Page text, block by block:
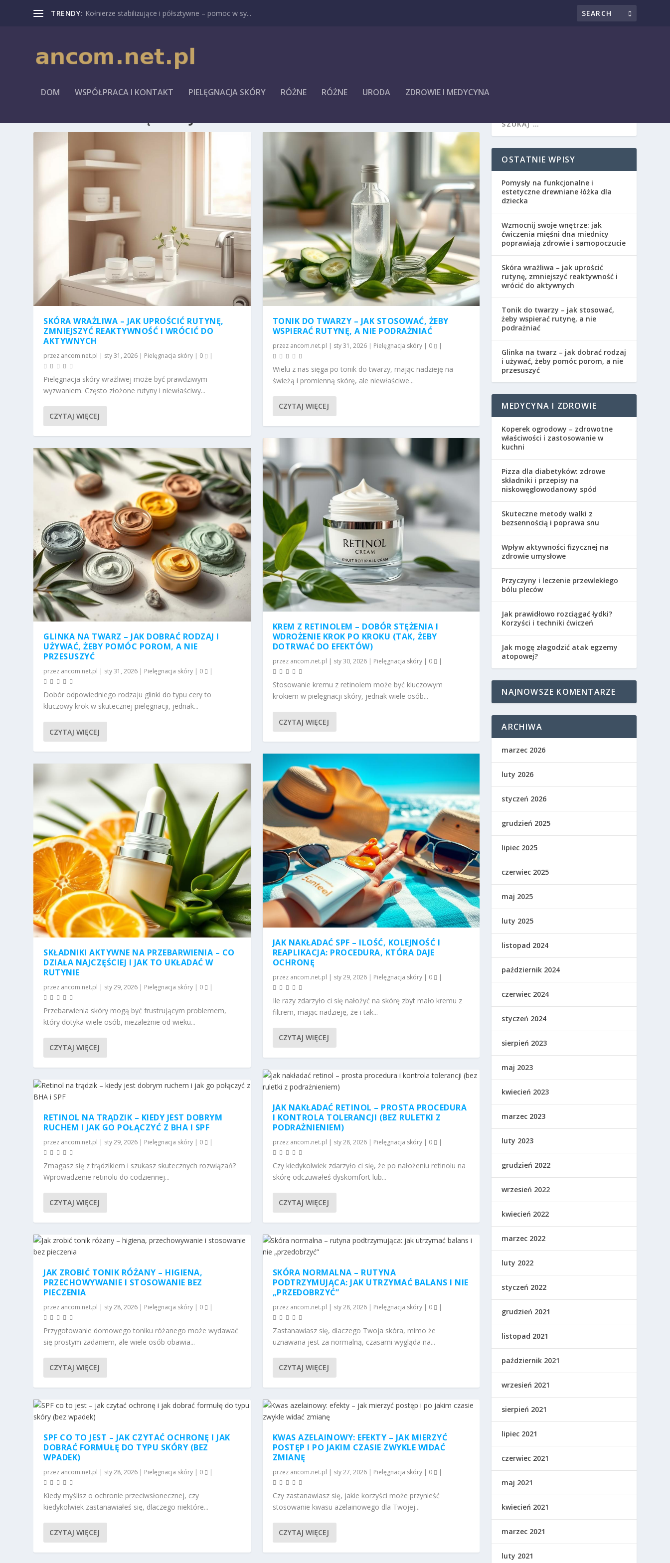
TRENDY: Kołnierze stabilizujące i półsztywne – pomoc w sy...
DOM WSPÓŁPRACA I KONTAKT PIELĘGNACJA SKÓRY RÓŻNE RÓŻNE URODA ZDROWIE I MEDYCYNA
SKÓRA WRAŻLIWA – JAK UPROŚCIĆ RUTYNĘ,
ZMNIEJSZYĆ REAKTYWNOŚĆ I WRÓCIĆ DO
AKTYWNYCH
przez ancom.net.pl | sty 31, 2026 | Pielęgnacja skóry | 0 |
Pielęgnacja skóry wrażliwej może być prawdziwym
wyzwaniem. Często złożone rutyny i niewłaściwy...
CZYTAJ WIĘCEJ
GLINKA NA TWARZ – JAK DOBRAĆ RODZAJ I
UŻYWAĆ, ŻEBY POMÓC POROM, A NIE
PRZESUSZYĆ
przez ancom.net.pl | sty 31, 2026 | Pielęgnacja skóry | 0 |
Dobór odpowiedniego rodzaju glinki do typu cery to
kluczowy krok w skutecznej pielęgnacji, jednak...
CZYTAJ WIĘCEJ
SKŁADNIKI AKTYWNE NA PRZEBARWIENIA – CO
DZIAŁA NAJCZĘŚCIEJ I JAK TO UKŁADAĆ W
RUTYNIE
przez ancom.net.pl | sty 29, 2026 | Pielęgnacja skóry | 0 |
Przebarwienia skóry mogą być frustrującym problemem,
który dotyka wiele osób, niezależnie od wieku...
CZYTAJ WIĘCEJ
RETINOL NA TRĄDZIK – KIEDY JEST DOBRYM
RUCHEM I JAK GO POŁĄCZYĆ Z BHA I SPF
przez ancom.net.pl | sty 29, 2026 | Pielęgnacja skóry | 0 |
Zmagasz się z trądzikiem i szukasz skutecznych rozwiązań?
Wprowadzenie retinolu do codziennej...
CZYTAJ WIĘCEJ
JAK ZROBIĆ TONIK RÓŻANY – HIGIENA,
PRZECHOWYWANIE I STOSOWANIE BEZ
PIECZENIA
przez ancom.net.pl | sty 28, 2026 | Pielęgnacja skóry | 0 |
Przygotowanie domowego toniku różanego może wydawać
się prostym zadaniem, ale wiele osób obawia...
CZYTAJ WIĘCEJ
SPF CO TO JEST – JAK CZYTAĆ OCHRONĘ I JAK
DOBRAĆ FORMUŁĘ DO TYPU SKÓRY (BEZ
WPADEK)
przez ancom.net.pl | sty 28, 2026 | Pielęgnacja skóry | 0 |
Kiedy myślisz o ochronie przeciwsłonecznej, czy
kiedykolwiek zastanawiałeś się, dlaczego niektóre...
CZYTAJ WIĘCEJ
TONIK DO TWARZY – JAK STOSOWAĆ, ŻEBY
WSPIERAĆ RUTYNĘ, A NIE PODRAŻNIAĆ
przez ancom.net.pl | sty 31, 2026| Pielęgnacja skóry| 0 |
Wielu z nas sięga po tonik do twarzy, mając nadzieję na
świeżą i promienną skórę, ale niewłaściwe...
CZYTAJ WIĘCEJ
KREM Z RETINOLEM – DOBÓR STĘŻENIA I
WDROŻENIE KROK PO KROKU (TAK, ŻEBY
DOTRWAĆ DO EFEKTÓW)
przez ancom.net.pl | sty 30, 2026| Pielęgnacja skóry| 0 |
Stosowanie kremu z retinolem może być kluczowym
krokiem w pielęgnacji skóry, jednak wiele osób...
CZYTAJ WIĘCEJ
JAK NAKŁADAĆ SPF – ILOŚĆ, KOLEJNOŚĆ I
REAPLIKACJA: PROCEDURA, KTÓRA DAJE
OCHRONĘ
przez ancom.net.pl | sty 29, 2026| Pielęgnacja skóry| 0 |
Ile razy zdarzyło ci się nałożyć na skórę zbyt mało kremu z
filtrem, mając nadzieję, że i tak...
CZYTAJ WIĘCEJ
JAK NAKŁADAĆ RETINOL – PROSTA PROCEDURA
I KONTROLA TOLERANCJI (BEZ RULETKI Z
PODRAŻNIENIEM)
przez ancom.net.pl | sty 28, 2026| Pielęgnacja skóry| 0 |
Czy kiedykolwiek zdarzyło ci się, że po nałożeniu retinolu na
skórę odczuwałeś dyskomfort lub...
CZYTAJ WIĘCEJ
SKÓRA NORMALNA – RUTYNA
PODTRZYMUJĄCA: JAK UTRZYMAĆ BALANS I NIE
„PRZEDOBRZYĆ”
przez ancom.net.pl | sty 28, 2026| Pielęgnacja skóry| 0 |
Zastanawiasz się, dlaczego Twoja skóra, mimo że
uznawana jest za normalną, czasami wygląda na...
CZYTAJ WIĘCEJ
KWAS AZELAINOWY: EFEKTY – JAK MIERZYĆ
POSTĘP I PO JAKIM CZASIE ZWYKLE WIDAĆ
ZMIANĘ
przez ancom.net.pl | sty 27, 2026| Pielęgnacja skóry| 0 |
Czy zastanawiasz się, jakie korzyści może przynieść
stosowanie kwasu azelainowego dla Twojej...
CZYTAJ WIĘCEJ
OSTATNIE WPISY
Pomysły na funkcjonalne i
estetyczne drewniane łóżka dla
dziecka
Wzmocnij swoje wnętrze: jak
ćwiczenia mięśni dna miednicy
poprawiają zdrowie i samopoczucie
Skóra wrażliwa – jak uprościć
rutynę, zmniejszyć reaktywność i
wrócić do aktywnych
Tonik do twarzy – jak stosować,
żeby wspierać rutynę, a nie
podrażniać
Glinka na twarz – jak dobrać rodzaj
i używać, żeby pomóc porom, a nie
przesuszyć
MEDYCYNA I ZDROWIE
Koperek ogrodowy – zdrowotne
właściwości i zastosowanie w
kuchni
Pizza dla diabetyków: zdrowe
składniki i przepisy na
niskowęglowodanowy spód
Skuteczne metody walki z
bezsennością i poprawa snu
Wpływ aktywności fizycznej na
zdrowie umysłowe
Przyczyny i leczenie przewlekłego
bólu pleców
Jak prawidłowo rozciągać łydki?
Korzyści i techniki ćwiczeń
Jak mogę złagodzić atak egzemy
atopowej?
NAJNOWSZE KOMENTARZE
ARCHIWA
marzec 2026
luty 2026
styczeń 2026
grudzień 2025
lipiec 2025
czerwiec 2025
maj 2025
luty 2025
listopad 2024
październik 2024
czerwiec 2024
styczeń 2024
sierpień 2023
maj 2023
kwiecień 2023
marzec 2023
luty 2023
grudzień 2022
wrzesień 2022
kwiecień 2022
marzec 2022
luty 2022
styczeń 2022
grudzień 2021
listopad 2021
październik 2021
wrzesień 2021
sierpień 2021
lipiec 2021
czerwiec 2021
maj 2021
kwiecień 2021
marzec 2021
luty 2021